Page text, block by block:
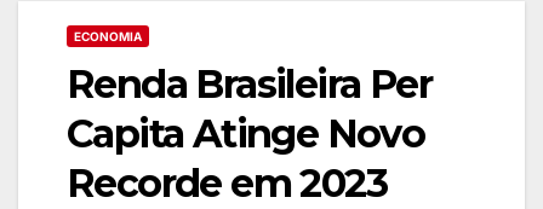
ECONOMIA
Renda Brasileira Per
Capita Atinge Novo
Recorde em 2023